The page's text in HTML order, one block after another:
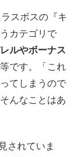
スボスの『キ
カテゴリで
ルやボーナス
等です。「これ
てしまうので
んなことはあ
されていま